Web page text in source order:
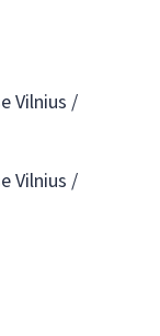
Vilnius /
Vilnius /